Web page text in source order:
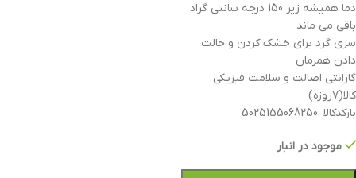
دما همیشه زیر 150 درجه سانتی گراد
باقی می ماند
سری گرد برای خشک کردن و حالت
دادن همزمان
گارانتی اصالت و سلامت فیزیکی
کالا(۷روزه)
بارکدکالا :5025155068250
موجود در انبار